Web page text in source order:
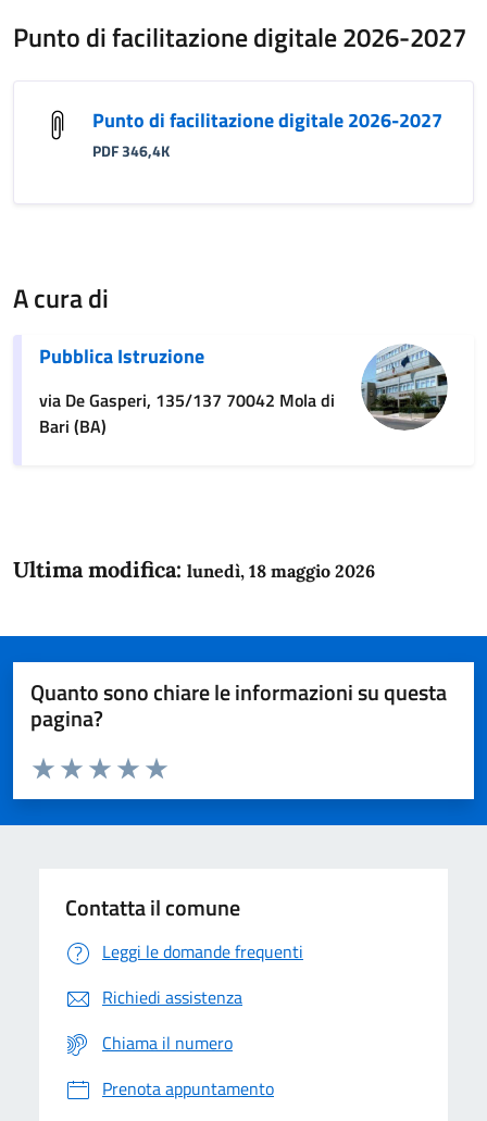
Punto di facilitazione digitale 2026-2027
Punto di facilitazione digitale 2026-2027
PDF 346,4K
A cura di
Pubblica Istruzione
via De Gasperi, 135/137 70042 Mola di
Bari (BA)
Ultima modifica: lunedì, 18 maggio 2026
Quanto sono chiare le informazioni su questa
pagina?
Domanda
Valuta da 1 a 5 stelle la pagina
Valuta 5 stelle su 5
Valuta 4 stelle su 5
Valuta 3 stelle su 5
Valuta 2 stelle su 5
Valuta 1 stelle su 5
Contatta il comune
Leggi le domande frequenti
Richiedi assistenza
Chiama il numero
Prenota appuntamento